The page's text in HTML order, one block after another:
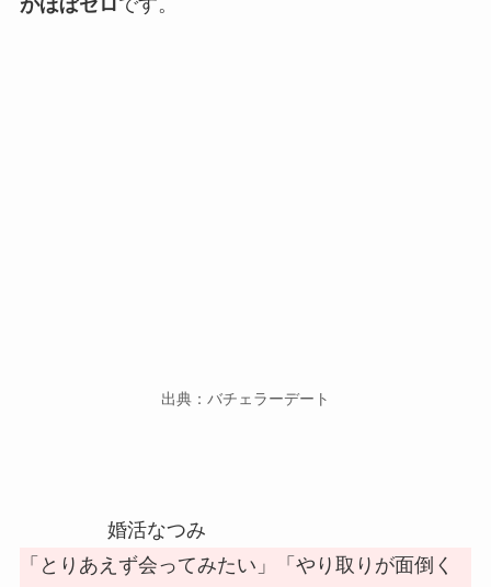
がほぼゼロ です。
出典：バチェラーデート
婚活なつみ
「とりあえず会ってみたい」「やり取りが面倒く